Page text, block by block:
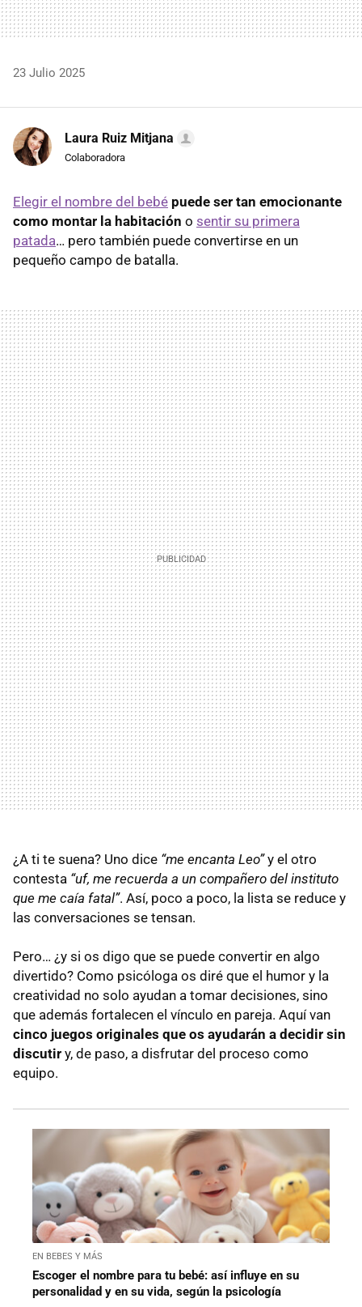
23 Julio 2025
Laura Ruiz Mitjana
Colaboradora
Elegir el nombre del bebé puede ser tan emocionante
como montar la habitación o sentir su primera
patada… pero también puede convertirse en un
pequeño campo de batalla.
¿A ti te suena? Uno dice “me encanta Leo”y el otro
contesta “uf, me recuerda a un compañero del instituto
que me caía fatal”. Así, poco a poco, la lista se reduce y
las conversaciones se tensan.
Pero… ¿y si os digo que se puede convertir en algo
divertido? Como psicóloga os diré que el humor y la
creatividad no solo ayudan a tomar decisiones, sino
que además fortalecen el vínculo en pareja. Aquí van
cinco juegos originales que os ayudarán a decidir sin
discutir y, de paso, a disfrutar del proceso como
equipo.
EN BEBES Y MÁS
Escoger el nombre para tu bebé: así influye en su
personalidad y en su vida, según la psicología